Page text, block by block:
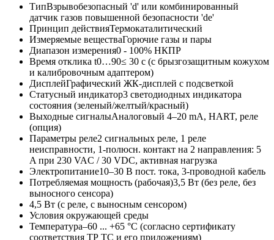
ТипВзрывобезопасный 'd' или комбинированный
датчик газов повышенной безопасности 'de'
Принцип действияТермокаталитический
Измеряемые веществаГорючие газы и пары
Диапазон измерения0 - 100% НКПР
Время отклика t0…90≤ 30 с (с брызгозащитным кожухом
и калибровочным адаптером)
ДисплейГрафический ЖК-дисплей с подсветкой
Статусный индикатор3 светодиодных индикатора
состояния (зеленый/желтый/красный)
Выходные сигналыАналоговый 4–20 mA, HART, реле
(опция)
Параметры реле2 сигнальных реле, 1 реле
неисправности, 1-полюсн. контакт на 2 направления: 5
A при 230 VAC / 30 VDC, активная нагрузка
Электропитание10–30 В пост. тока, 3-проводной кабель
Потребляемая мощность (рабочая)3,5 Вт (без реле, без
выносного сенсора)
4,5 Вт (с реле, с выносным сенсором)
Условия окружающей среды
Температура–60 ... +65 °C (согласно сертификату
соответствия ТР ТС и его приложениям)